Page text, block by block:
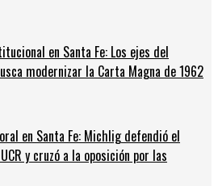
en Santa Fe: Los ejes del
modernizar la Carta Magna de 1962
en Santa Fe: Michlig defendió el
y cruzó a la oposición por las